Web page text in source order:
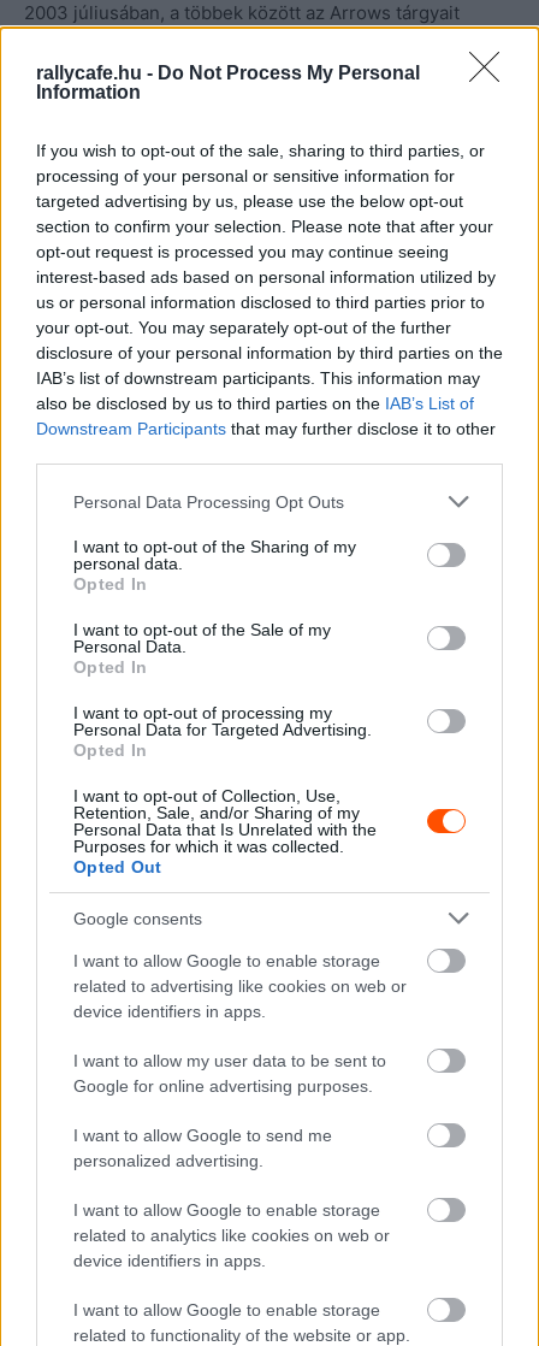
rallycafe.hu - Do Not Process My Personal
Information
If you wish to opt-out of the sale, sharing to third parties, or
processing of your personal or sensitive information for
targeted advertising by us, please use the below opt-out
section to confirm your selection. Please note that after your
opt-out request is processed you may continue seeing
interest-based ads based on personal information utilized by
us or personal information disclosed to third parties prior to
your opt-out. You may separately opt-out of the further
disclosure of your personal information by third parties on the
IAB’s list of downstream participants. This information may
also be disclosed by us to third parties on the IAB’s List of
Downstream Participants that may further disclose it to other
Please note that this website/app uses one or more Google
not limited to your visit or usage behaviour. You may click to
grant or deny consent to Google and its third-party tags to
use your data for below specified purposes in below Google
consent section.
Personal Data Processing Opt Outs
I want to opt-out of the Sharing of my
personal data.
Opted In
I want to opt-out of the Sale of my
Personal Data.
Opted In
I want to opt-out of processing my
Personal Data for Targeted Advertising.
Opted In
I want to opt-out of Collection, Use,
Retention, Sale, and/or Sharing of my
Personal Data that Is Unrelated with the
Purposes for which it was collected.
Opted Out
Google consents
I want to allow Google to enable storage
related to advertising like cookies on web or
device identifiers in apps.
I want to allow my user data to be sent to
Google for online advertising purposes.
I want to allow Google to send me
personalized advertising.
I want to allow Google to enable storage
related to analytics like cookies on web or
device identifiers in apps.
I want to allow Google to enable storage
related to functionality of the website or app.
2003 júliusában, a többek között az Arrows tárgyait
családtagjához, hogy több mint 10 évvel később a The
Sale Room aukcióján találjon új gazdára.
A 2024. január 11-én esedékes, élő árverésen elkelő
relikvia kikiáltási ára 1600 font (707 ezer forint), az
aukciósház pedig 2 és 3 ezer font (884 ezer és 1,3 millió
forint) közé becsüli a vételárát. Licitálni már most lehet rá
ezen a linken, a győztes licit leadója pedig nemcsak az 50
cm magas ereklyével, hanem az ahhoz mellékelt, Damon
Hill által aláírt fotóval és más fényképekkel, valamint
is gazdagabb lesz.
Az 1997-es Magyar Nagydíj is Damon Hill majdnem
győzelmének hátteréről alábbi cikkünkben olvashat: